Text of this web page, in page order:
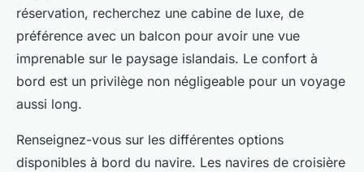
réservation, recherchez une cabine de luxe, de
préférence avec un balcon pour avoir une vue
imprenable sur le paysage islandais. Le confort à
bord est un privilège non négligeable pour un voyage
aussi long.
Renseignez-vous sur les différentes options
disponibles à bord du navire. Les navires de croisière